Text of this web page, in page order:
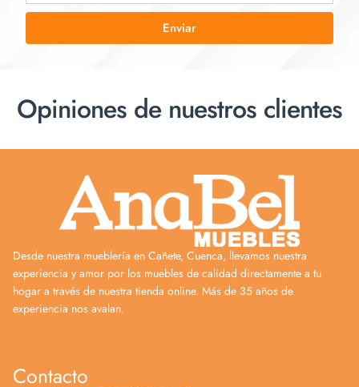
Enviar
Opiniones de nuestros clientes
Desde nuestra mueblería en Cañete, Cuenca, llevamos nuestra
experiencia y amor por los muebles de calidad directamente a tu
hogar a través de nuestra tienda online. Más de 35 años de
experiencia nos avalan.
Contacto